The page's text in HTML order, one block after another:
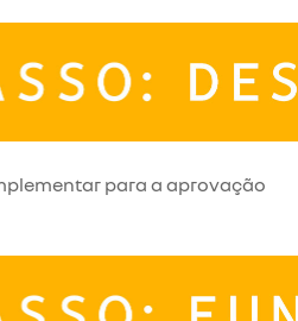
para a aprovação